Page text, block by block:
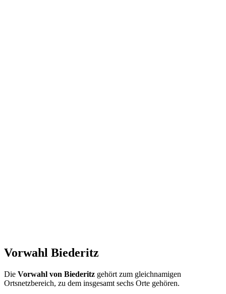
Vorwahl Biederitz
Die Vorwahl von Biederitz gehört zum gleichnamigen
Ortsnetzbereich, zu dem insgesamt sechs Orte gehören.